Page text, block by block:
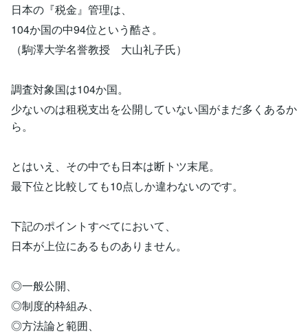
日本の『税金』管理は、
104か国の中94位という酷さ。
（駒澤大学名誉教授 大山礼子氏）
調査対象国は104か国。
少ないのは租税支出を公開していない国がまだ多くあるか
ら。
とはいえ、その中でも日本は断トツ末尾。
最下位と比較しても10点しか違わないのです。
下記のポイントすべてにおいて、
日本が上位にあるものありません。
◎一般公開、
◎制度的枠組み、
◎方法論と範囲、